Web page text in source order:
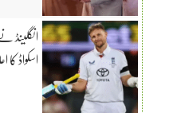
انگلینڈ
اسکواڈ کا